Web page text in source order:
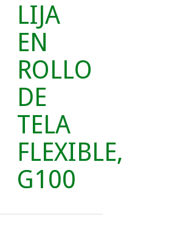
LIJA
EN
ROLLO
DE
TELA
FLEXIBLE,
G100